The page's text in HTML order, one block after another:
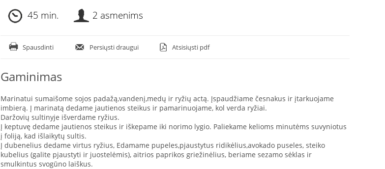
45 min. 2 asmenims
Spausdinti Persiųsti draugui Atsisiųsti pdf
Gaminimas
Marinatui sumaišome sojos padažą,vandenį,medų ir ryžių actą. Įspaudžiame česnakus ir įtarkuojame
imbierą. Į marinatą dedame jautienos steikus ir pamarinuojame, kol verda ryžiai.
Daržovių sultinyje išverdame ryžius.
Į keptuvę dedame jautienos steikus ir iškepame iki norimo lygio. Paliekame kelioms minutėms suvyniotus
į foliją, kad išlaikytų sultis.
Į dubenelius dedame virtus ryžius, Edamame pupeles,pjaustytus ridikėlius,avokado puseles, steiko
kubelius (galite pjaustyti ir juostelėmis), aitrios paprikos griežinėlius, beriame sezamo sėklas ir
smulkintus svogūno laiškus.